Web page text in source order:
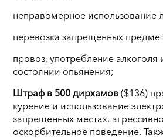
неправомерное использование
перевозка запрещенных
провоз, употребление алкоголя
состоянии опьянения;
Штраф в 500 дирхамов ($136)
курение и использование
запрещенных местах,
оскорбительное поведение.